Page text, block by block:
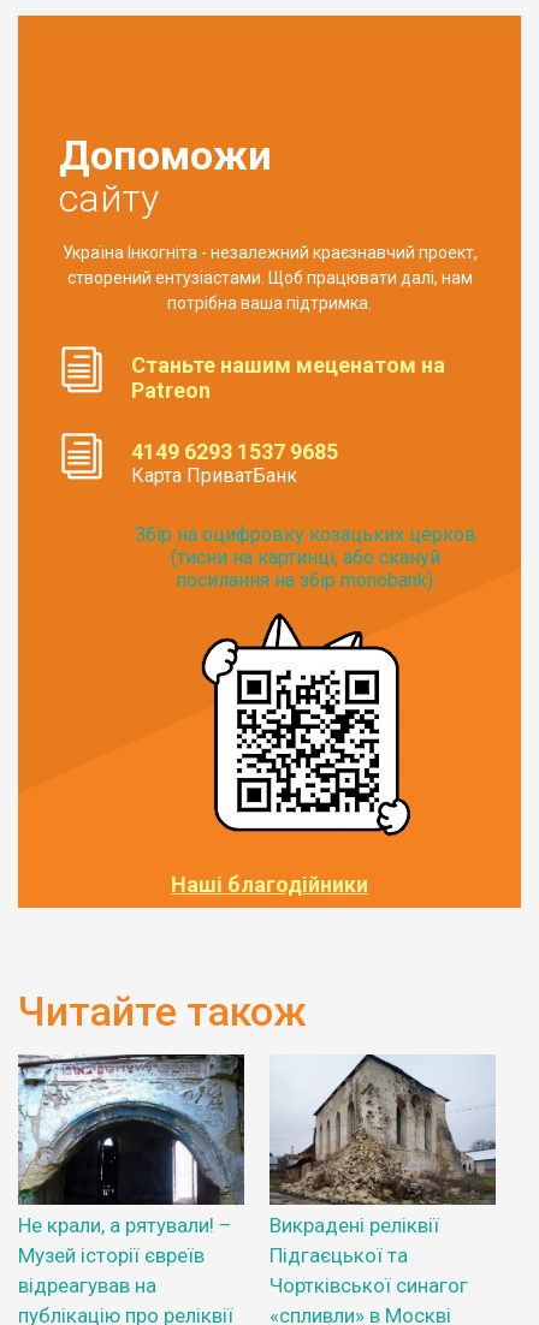
Допоможи
сайту
Україна Інкогніта - незалежний краєзнавчий проект,
створений ентузіастами. Щоб працювати далі, нам
потрібна ваша підтримка.
Станьте нашим меценатом на
Patreon
4149 6293 1537 9685
Карта ПриватБанк
Збір на оцифровку козацьких церков
(тисни на картинці, або скануй
посилання на збір monobank):
Наші благодійники
Читайте також
Не крали, а рятували! –
Музей історії євреїв
відреагував на
публікацію про реліквії
Викрадені реліквії
Підгаєцької та
Чортківської синагог
«спливли» в Москві